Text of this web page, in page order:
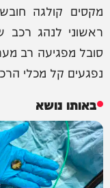
מקסים קולגה
ראשוני לנהג רכב
נפגעים קל מכלי
באותו נושא